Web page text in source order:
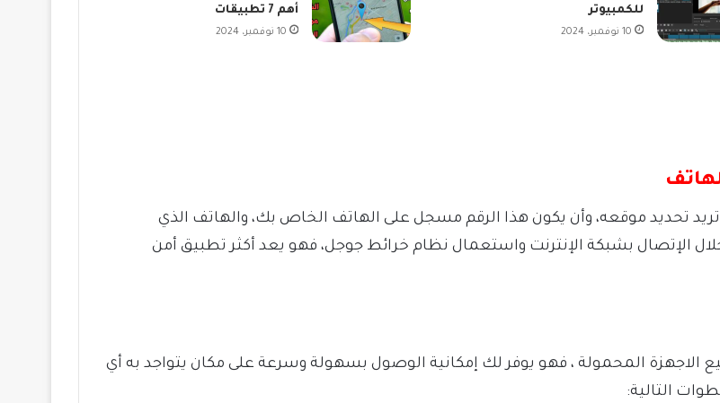
للكمبيوتر
10 نوفمبر، 2024
أهم 7 تطبيقات
10 نوفمبر، 2024
تحديد موقعه، وأن يكون هذا الرقم مسجل على الهاتف الخاص بك، والهاتف الذي
الإتصال بشبكة الإنترنت واستعمال نظام خرائط جوجل، فهو يعد أكثر تطبيق أمن
الاجهزة المحمولة ، فهو يوفر لك إمكانية الوصول بسهولة وسرعة على مكان يتواجد به أي
التالية: